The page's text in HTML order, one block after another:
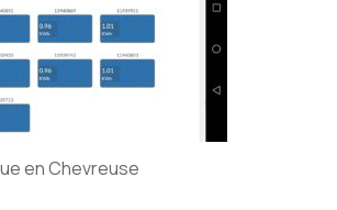
en Chevreuse